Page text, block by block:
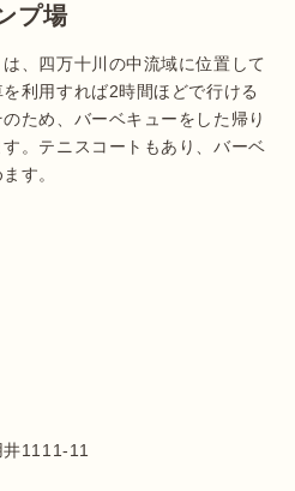
プ場
、四万十川の中流域に位置して
利用すれば2時間ほどで行ける
ため、バーベキューをした帰り
。テニスコートもあり、バーベ
す。
1111-11